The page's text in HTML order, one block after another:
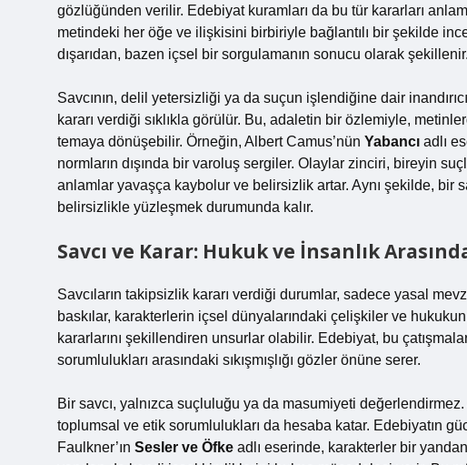
gözlüğünden verilir. Edebiyat kuramları da bu tür kararları
metindeki her öğe ve ilişkisini birbiriyle bağlantılı bir şekilde
dışarıdan, bazen içsel bir sorgulamanın sonucu olarak şekillenir.
Savcının, delil yetersizliği ya da suçun işlendiğine dair
kararı verdiği sıklıkla görülür. Bu, adaletin bir özlemiyle,
temaya dönüşebilir. Örneğin, Albert Camus’nün Yabancı adlı
normların dışında bir varoluş sergiler. Olaylar zinciri, bireyin
anlamlar yavaşça kaybolur ve belirsizlik artar. Aynı şekilde, bir
belirsizlikle yüzleşmek durumunda kalır.
Savcı ve Karar: Hukuk ve İnsanlık
Savcıların takipsizlik kararı verdiği durumlar, sadece yasal
baskılar, karakterlerin içsel dünyalarındaki çelişkiler ve
kararlarını şekillendiren unsurlar olabilir. Edebiyat, bu
sorumlulukları arasındaki sıkışmışlığı gözler önüne serer.
Bir savcı, yalnızca suçluluğu ya da masumiyeti
toplumsal ve etik sorumlulukları da hesaba katar. Edebiyatın
Faulkner’ın Sesler ve Öfke adlı eserinde, karakterler bir